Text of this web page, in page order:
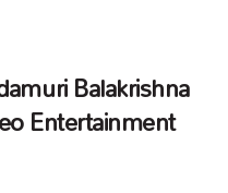
Balakrishna
Entertainment